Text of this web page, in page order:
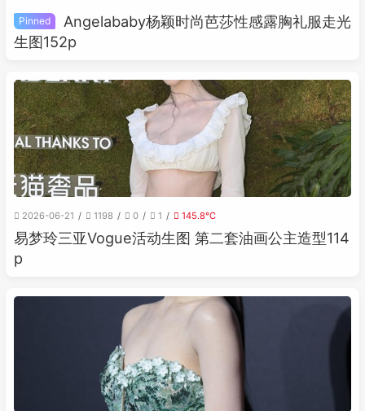
Pinned
Angelababy杨颖时尚芭莎性感露胸礼服走光
生图152p
2026-06-21 1198 0 1 145.8℃
易梦玲三亚Vogue活动生图 第二套油画公主造型114
p